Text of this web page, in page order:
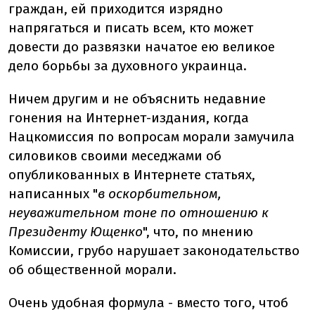
граждан, ей приходится изрядно
напрягаться и писать всем, кто может
довести до развязки начатое ею великое
дело борьбы за духовного украинца.
Ничем другим и не объяснить недавние
гонения на Интернет-издания, когда
Нацкомиссия по вопросам морали замучила
силовиков своими меседжами об
опубликованных в Интернете статьях,
написанных "в оскорбительном,
неуважительном тоне по отношению к
Президенту Ющенко", что, по мнению
Комиссии, грубо нарушает законодательство
об общественной морали.
Очень удобная формула - вместо того, чтоб